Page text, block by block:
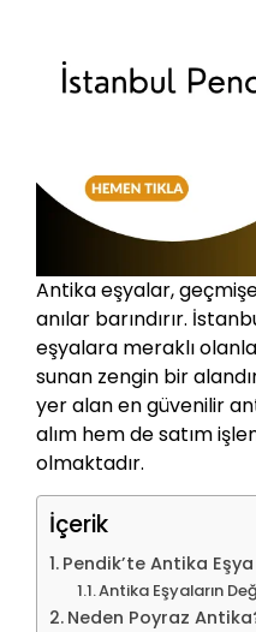
Antika eşyalar,
anılar barındırır.
eşyalara meraklı
sunan zengin bir
yer alan en güvenilir
alım hem de satım
olmaktadır.
İçerik
Pendik’te Antika Eşya
Antika Eşyaların
Neden Poyraz